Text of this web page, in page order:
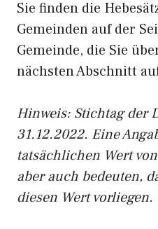
Sie finden die
Gemeinden auf der
Gemeinde, die Sie
nächsten Abschnitt
Hinweis: Stichtag der
31.12.2022. Eine
tatsächlichen Wert
aber auch bedeuten,
diesen Wert vorliegen.